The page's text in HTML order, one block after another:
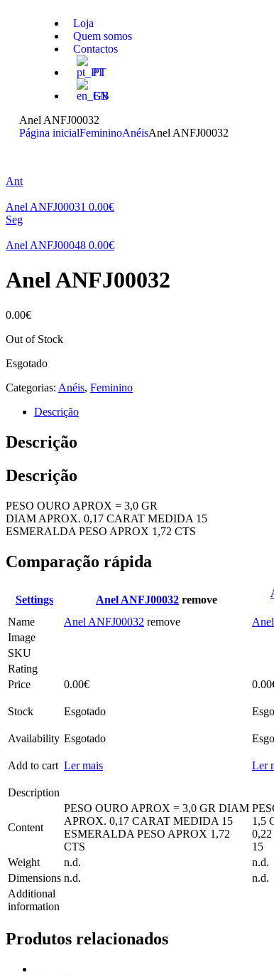
Loja
Quem somos
Contactos
PT
EN
Anel ANFJ00032
Página inicialFemininoAnéisAnel ANFJ00032
Ant
Anel ANFJ00031 0.00€
Seg
Anel ANFJ00048 0.00€
Anel ANFJ00032
0.00€
Out of Stock
Esgotado
Categorias: Anéis, Feminino
Descrição
Descrição
Descrição
PESO OURO APROX = 3,0 GR
DIAM APROX. 0,17 CARAT MEDIDA 15
ESMERALDA PESO APROX 1,72 CTS
Comparação rápida
Settings Anel ANFJ00032 remove
Name
Anel ANFJ00032 remove
Image
SKU
Rating
Price
0.00€ 0.00
Stock Esgotado
Availability Esgotado
Add to cart Ler mais Ler
Description
Content
PESO OURO APROX = 3,0 GR DIAM
APROX. 0,17 CARAT MEDIDA 15
ESMERALDA PESO APROX 1,72
CTS
1,5
15
Weight
n.d. n.d.
Dimensions n.d. n.d.
Additional
information
Produtos relacionados